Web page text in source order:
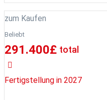
zum Kaufen
Beliebt
291.400£ total
Fertigstellung in 2027